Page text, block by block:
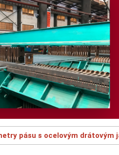
pásu s ocelovým drátovým